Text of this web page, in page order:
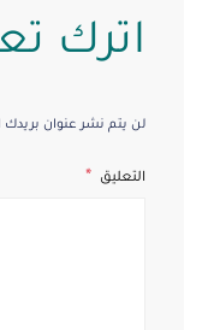
اترك
لن يتم نشر عنوان بريدك
التعليق